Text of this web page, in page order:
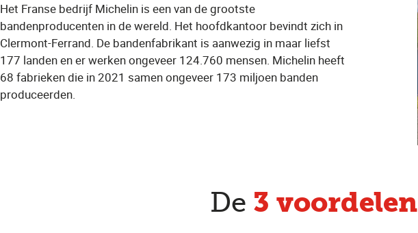
Het Franse bedrijf Michelin is een van de grootste
bandenproducenten in de wereld. Het hoofdkantoor bevindt zich in
Clermont-Ferrand. De bandenfabrikant is aanwezig in maar liefst
177 landen en er werken ongeveer 124.760 mensen. Michelin heeft
68 fabrieken die in 2021 samen ongeveer 173 miljoen banden
produceerden.
De 3 voordelen